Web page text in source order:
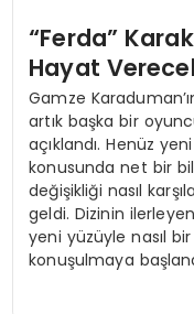
“Ferda”
Hayat
Gamze
artık başka bir
açıklandı. Henüz
konusunda net bir
değişikliği nasıl
geldi. Dizinin
yeni yüzüyle nasıl
konuşulmaya